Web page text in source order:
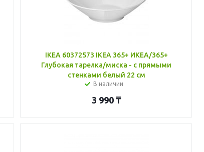
IKEA 60372573 IKEA 365+ ИКЕА/365+
Глубокая тарелка/миска - с прямыми
стенками белый 22 см
В наличии
3 990 ₸